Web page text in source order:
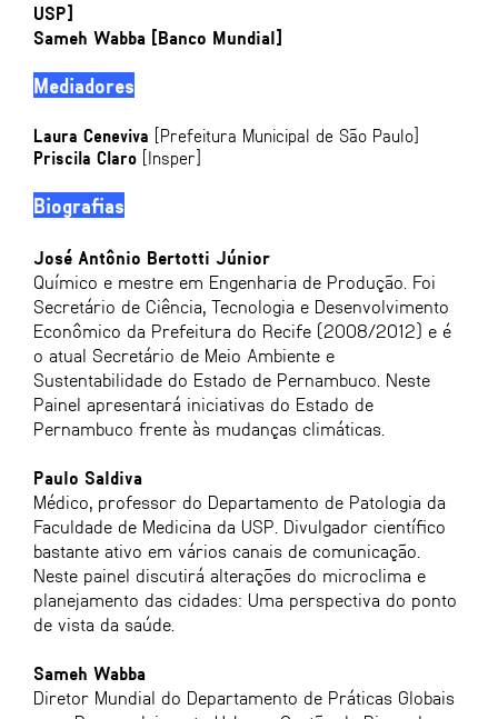
USP]
Sameh Wabba [Banco Mundial]
Mediadores
Laura Ceneviva [Prefeitura Municipal de São Paulo]
Priscila Claro [Insper]
Biografias
José Antônio Bertotti Júnior
Químico e mestre em Engenharia de Produção. Foi
Secretário de Ciência, Tecnologia e Desenvolvimento
Econômico da Prefeitura do Recife (2008/2012) e é
o atual Secretário de Meio Ambiente e
Sustentabilidade do Estado de Pernambuco. Neste
Painel apresentará iniciativas do Estado de
Pernambuco frente às mudanças climáticas.
Paulo Saldiva
Médico, professor do Departamento de Patologia da
Faculdade de Medicina da USP. Divulgador científico
bastante ativo em vários canais de comunicação.
Neste painel discutirá alterações do microclima e
planejamento das cidades: Uma perspectiva do ponto
de vista da saúde.
Sameh Wabba
Diretor Mundial do Departamento de Práticas Globais